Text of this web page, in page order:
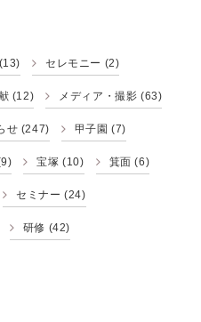
(13) セレモニー (2)
(12) メディア・撮影 (63)
せ (247) 甲子園 (7)
宝塚 (10) 箕面 (6)
セミナー (24)
研修 (42)